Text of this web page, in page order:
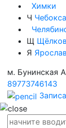
Химки
Ч
Щ
Я
м. Бунинская
89773746143